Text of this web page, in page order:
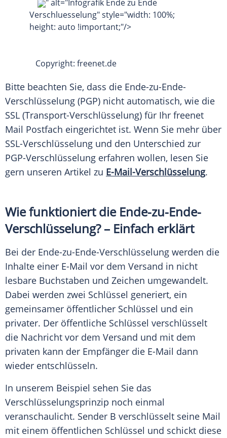
" alt="Infografik Ende zu Ende
Verschluesselung" style="width: 100%;
height: auto !important;"/>
Copyright: freenet.de
Bitte beachten Sie, dass die Ende-zu-Ende-
Verschlüsselung (PGP) nicht automatisch, wie die
SSL (Transport-Verschlüsselung) für Ihr freenet
Mail Postfach eingerichtet ist. Wenn Sie mehr über
SSL-Verschlüsselung und den Unterschied zur
PGP-Verschlüsselung erfahren wollen, lesen Sie
gern unseren Artikel zu E-Mail-Verschlüsselung.
Wie funktioniert die Ende-zu-Ende-
Verschlüsselung? – Einfach erklärt
Bei der Ende-zu-Ende-Verschlüsselung werden die
Inhalte einer E-Mail vor dem Versand in nicht
lesbare Buchstaben und Zeichen umgewandelt.
Dabei werden zwei Schlüssel generiert, ein
gemeinsamer öffentlicher Schlüssel und ein
privater. Der öffentliche Schlüssel verschlüsselt
die Nachricht vor dem Versand und mit dem
privaten kann der Empfänger die E-Mail dann
wieder entschlüsseln.
In unserem Beispiel sehen Sie das
Verschlüsselungsprinzip noch einmal
veranschaulicht. Sender B verschlüsselt seine Mail
mit einem öffentlichen Schlüssel und schickt diese